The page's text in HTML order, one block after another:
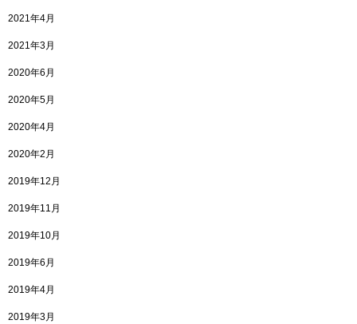
2021年4月
2021年3月
2020年6月
2020年5月
2020年4月
2020年2月
2019年12月
2019年11月
2019年10月
2019年6月
2019年4月
2019年3月